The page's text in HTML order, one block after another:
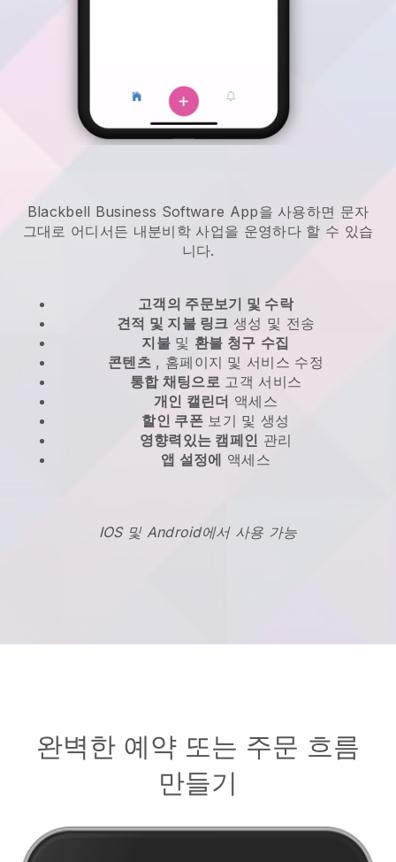
Blackbell Business Software App을 사용하면 문자
그대로 어디서든 내분비학 사업을 운영하다할 수 있습
니다.
고객의 주문보기 및 수락
견적 및 지불 링크 생성 및 전송
지불 및 환불 청구 수집
콘텐츠, 홈페이지 및 서비스 수정
통합 채팅으로 고객 서비스
개인 캘린더 액세스
할인 쿠폰 보기 및 생성
영향력있는 캠페인 관리
앱 설정에 액세스
IOS 및 Android에서 사용 가능
완벽한 예약 또는 주문 흐름
만들기